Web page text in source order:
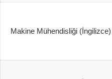
Makine Mühendisliği (İngilizce)